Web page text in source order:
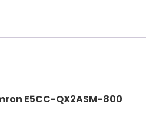
E5CC-QX2ASM-800